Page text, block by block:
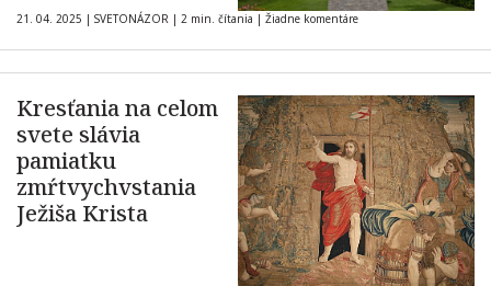
21. 04. 2025 | SVETONÁZOR | 2 min. čítania | Žiadne komentáre
Kresťania na celom
svete slávia
pamiatku
zmŕtvychvstania
Ježiša Krista